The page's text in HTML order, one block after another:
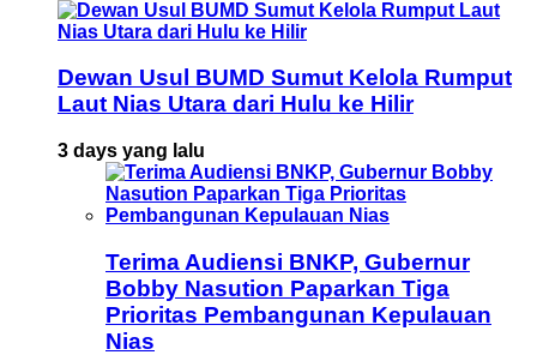
Dewan Usul BUMD Sumut Kelola Rumput
Laut Nias Utara dari Hulu ke Hilir
3 days yang lalu
Terima Audiensi BNKP, Gubernur
Bobby Nasution Paparkan Tiga
Prioritas Pembangunan Kepulauan
Nias